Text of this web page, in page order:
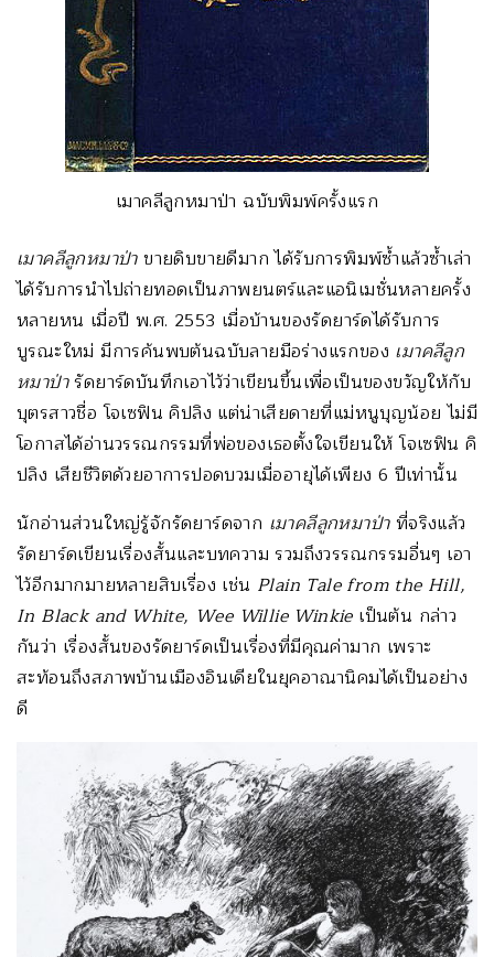
เมาคลีลูกหมาป่า ฉบับพิมพ์ครั้งแรก
เมาคลีลูกหมาป่าขายดิบขายดีมาก ได้รับการพิมพ์ซ้ำแล้วซ้ำเล่า
ได้รับการนำไปถ่ายทอดเป็นภาพยนตร์และแอนิเมชั่นหลายครั้ง
หลายหน เมื่อปี พ.ศ. 2553 เมื่อบ้านของรัดยาร์ดได้รับการ
บูรณะใหม่ มีการค้นพบต้นฉบับลายมือร่างแรกของ เมาคลีลูก
หมาป่ารัดยาร์ดบันทึกเอาไว้ว่าเขียนขึ้นเพื่อเป็นของขวัญให้กับ
บุตรสาวชื่อ โจเซฟิน คิปลิง แต่น่าเสียดายที่แม่หนูบุญน้อย ไม่มี
โอกาสได้อ่านวรรณกรรมที่พ่อของเธอตั้งใจเขียนให้ โจเซฟิน คิ
ปลิง เสียชีวิตด้วยอาการปอดบวมเมื่ออายุได้เพียง 6 ปีเท่านั้น
นักอ่านส่วนใหญ่รู้จักรัดยาร์ดจาก เมาคลีลูกหมาป่าที่จริงแล้ว
รัดยาร์ดเขียนเรื่องสั้นและบทความ รวมถึงวรรณกรรมอื่นๆ เอา
ไว้อีกมากมายหลายสิบเรื่อง เช่น Plain Tale from the Hill,
In Black and White, Wee Willie Winkieเป็นต้น กล่าว
กันว่า เรื่องสั้นของรัดยาร์ดเป็นเรื่องที่มีคุณค่ามาก เพราะ
สะท้อนถึงสภาพบ้านเมืองอินเดียในยุคอาณานิคมได้เป็นอย่าง
ดี